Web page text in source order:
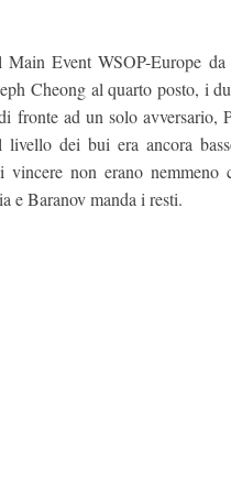
Event WSOP-Europe
Cheong al quarto posto, i
fronte ad un solo
dei bui era ancora
non erano
e Baranov manda i resti.